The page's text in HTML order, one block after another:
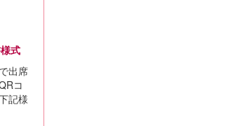
式
出席
コ
記様